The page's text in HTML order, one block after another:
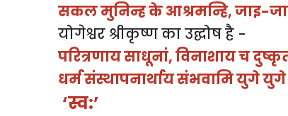
सकल मुनिन्ह के आश्रमन्हि, जाइ-
योगेश्वर श्रीकृष्ण का उद्घोष है -
परित्रणाय साधूनां, विनाशाय च
धर्म संस्थापनार्थाय संभवामि युगे
‘स्व:’